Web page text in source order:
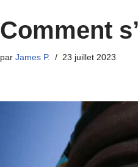
Comment
par James P. 23 juillet 2023